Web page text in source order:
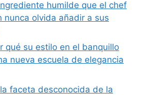
humilde que el chef
nunca olvida añadir a sus
qué su estilo en el banquillo
nueva escuela de elegancia
faceta desconocida de la